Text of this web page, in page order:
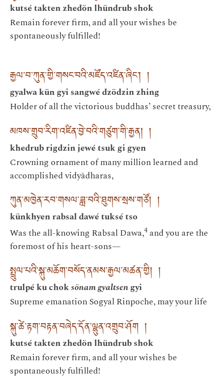
kutsé takten zhedön lhündrub shok
Remain forever firm, and all your wishes be
spontaneously fulfilled!
རྒྱལ་བ་ཀུན་གྱི་གསང་བའི་མཛོད་འཛིན་ཞིང༌། །
gyalwa kün gyi sangwé dzödzin zhing
Holder of all the victorious buddhas’ secret treasury,
མཁས་གྲུབ་རིག་འཛིན་བྱེ་བའི་གཙུག་གི་རྒྱན། །
khedrub rigdzin jewé tsuk gi gyen
Crowning ornament of many million learned and
accomplished vidyādharas,
ཀུན་མཁྱེན་རབ་གསལ་ཟླ་བའི་ཐུགས་སྲས་གཙོ། །
künkhyen rabsal dawé tuksé tso
Was the all-knowing Rabsal Dawa,4and you are the
foremost of his heart-sons—
སྤྲུལ་པའི་སྐུ་མཆོག་བསོད་ནམས་རྒྱལ་མཚན་གྱི། །
trulpé ku choksönam gyaltsengyi
Supreme emanation Sogyal Rinpoche, may your life
སྐུ་ཚེ་རྟག་བརྟན་བཞེད་དོན་ལྷུན་འགྲུབ་ཤོག །
kutsé takten zhedön lhündrub shok
Remain forever firm, and all your wishes be
spontaneously fulfilled!